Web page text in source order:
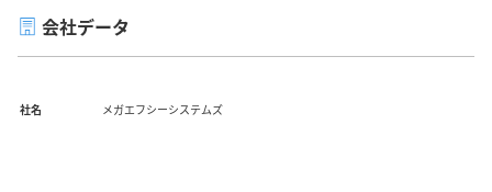
会社データ
社名 メガエフシーシステムズ